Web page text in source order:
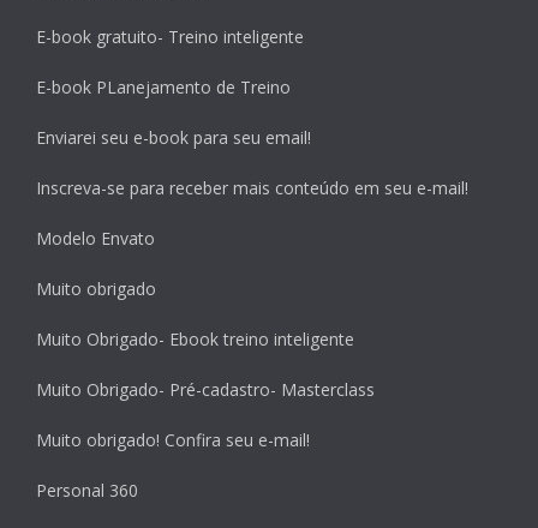
E-book gratuito- Treino inteligente
E-book PLanejamento de Treino
Enviarei seu e-book para seu email!
Inscreva-se para receber mais conteúdo em seu e-mail!
Modelo Envato
Muito obrigado
Muito Obrigado- Ebook treino inteligente
Muito Obrigado- Pré-cadastro- Masterclass
Muito obrigado! Confira seu e-mail!
Personal 360